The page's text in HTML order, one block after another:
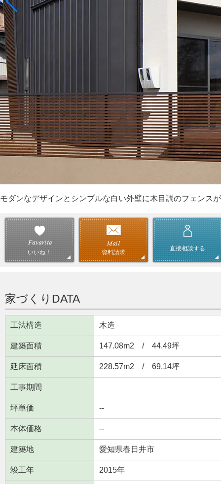
モダンなデザインとシンプルな白い外壁に木目調のフェンス
いいね！ 資料請求
直接相談する
家づくりDATA
工法構造 木造
建築面積 147.08m2 / 44.49坪
延床面積 228.57m2 / 69.14坪
工事期間
坪単価 --
本体価格 --
建築地 愛知県春日井市
竣工年 2015年